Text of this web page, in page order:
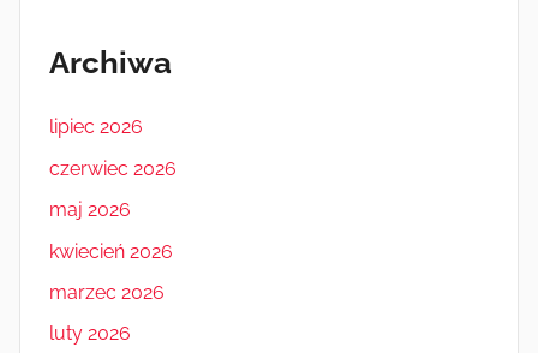
Archiwa
lipiec 2026
czerwiec 2026
maj 2026
kwiecień 2026
marzec 2026
luty 2026